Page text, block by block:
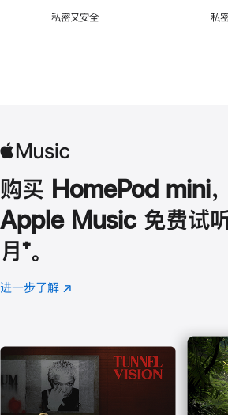
私密又安全 私
购买 HomePod mini，
Apple Music 免费试
月 脚
注
⁺。
进一步了解 Apple
(在
口
中
打
开)